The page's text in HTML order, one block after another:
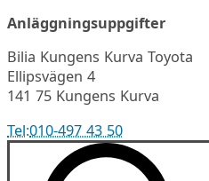
Anläggningsuppgifter
Bilia Kungens Kurva Toyota
Ellipsvägen 4
141 75 Kungens Kurva
Tel:010-497 43 50